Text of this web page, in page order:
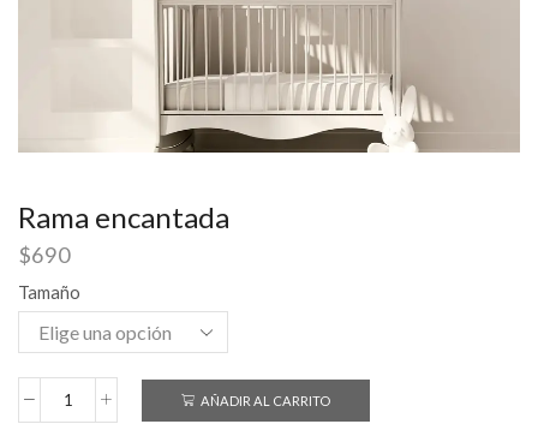
Rama encantada
$690
Tamaño
AÑADIR AL CARRITO